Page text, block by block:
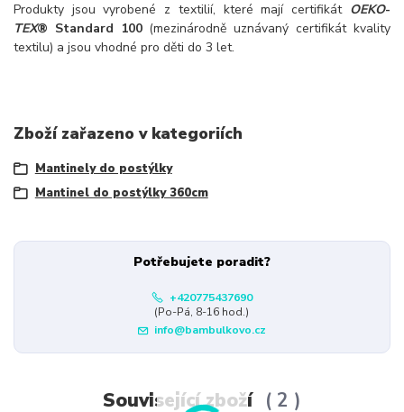
Produkty jsou vyrobené z textilií, které mají certifikát OEKO-
TEX® Standard 100(mezinárodně uznávaný certifikát kvality
textilu) a jsou vhodné pro děti do 3 let.
Zboží zařazeno v kategoriích
Mantinely do postýlky
Mantinel do postýlky 360cm
Potřebujete poradit?
+420775437690
(Po-Pá, 8-16 hod.)
info@bambulkovo.cz
Související zboží 2